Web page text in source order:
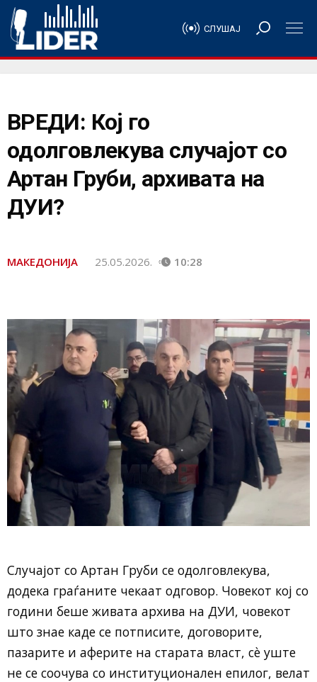
СЛУШАЈ
ВРЕДИ: Кој го
одолговлекува случајот со
Артан Груби, архивата на
ДУИ?
МАКЕДОНИЈА 25.05.2026. 10:28
Случајот со Артан Груби се одолговлекува,
додека граѓаните чекаат одговор. Човекот кој со
години беше живата архива на ДУИ, човекот
што знае каде се потписите, договорите,
пазарите и аферите на старата власт, сè уште
не се соочува со институционален епилог, велат